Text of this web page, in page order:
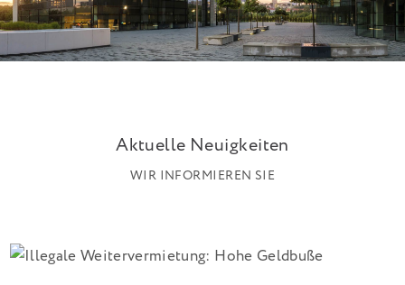
Aktuelle Neuigkeiten
WIR INFORMIEREN SIE